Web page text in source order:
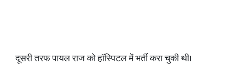
दूसरी तरफ पायल राज को हॉस्पिटल में भर्ती करा चुकी थी।